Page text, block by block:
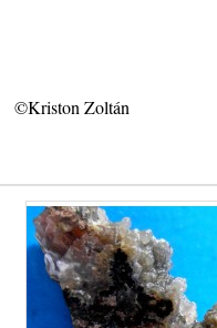
©Kriston Zoltán